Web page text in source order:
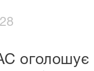
оголошує